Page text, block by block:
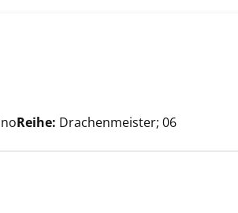
anzeigen
Reihe: Drachenmeister; 06